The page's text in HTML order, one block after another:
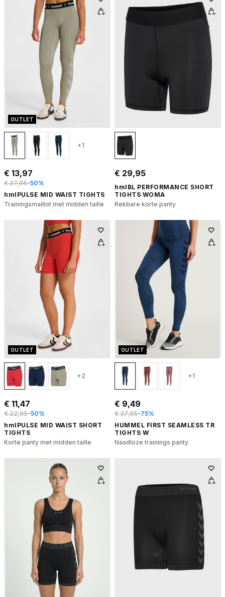
OUTLET
+1
€ 13,97
€ 27,95-50%
hmlPULSE MID WAIST TIGHTS
Trainingsmaillot met midden taille
€ 29,95
hmlBL PERFORMANCE SHORT
TIGHTS WOMA
Rekbare korte panty
OUTLET
+2
€ 11,47
€ 22,95-50%
hmlPULSE MID WAIST SHORT
TIGHTS
Korte panty met midden taille
OUTLET
+1
€ 9,49
€ 37,95-75%
HUMMEL FIRST SEAMLESS TR
TIGHTS W
Naadloze trainings panty